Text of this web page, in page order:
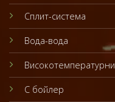
Сплит-система
Вода-вода
Високотемпературни
С бойлер